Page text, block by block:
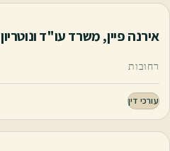
אירנה פיין, משרד עו"ד ונוטריון
רחובות
עורכי דין